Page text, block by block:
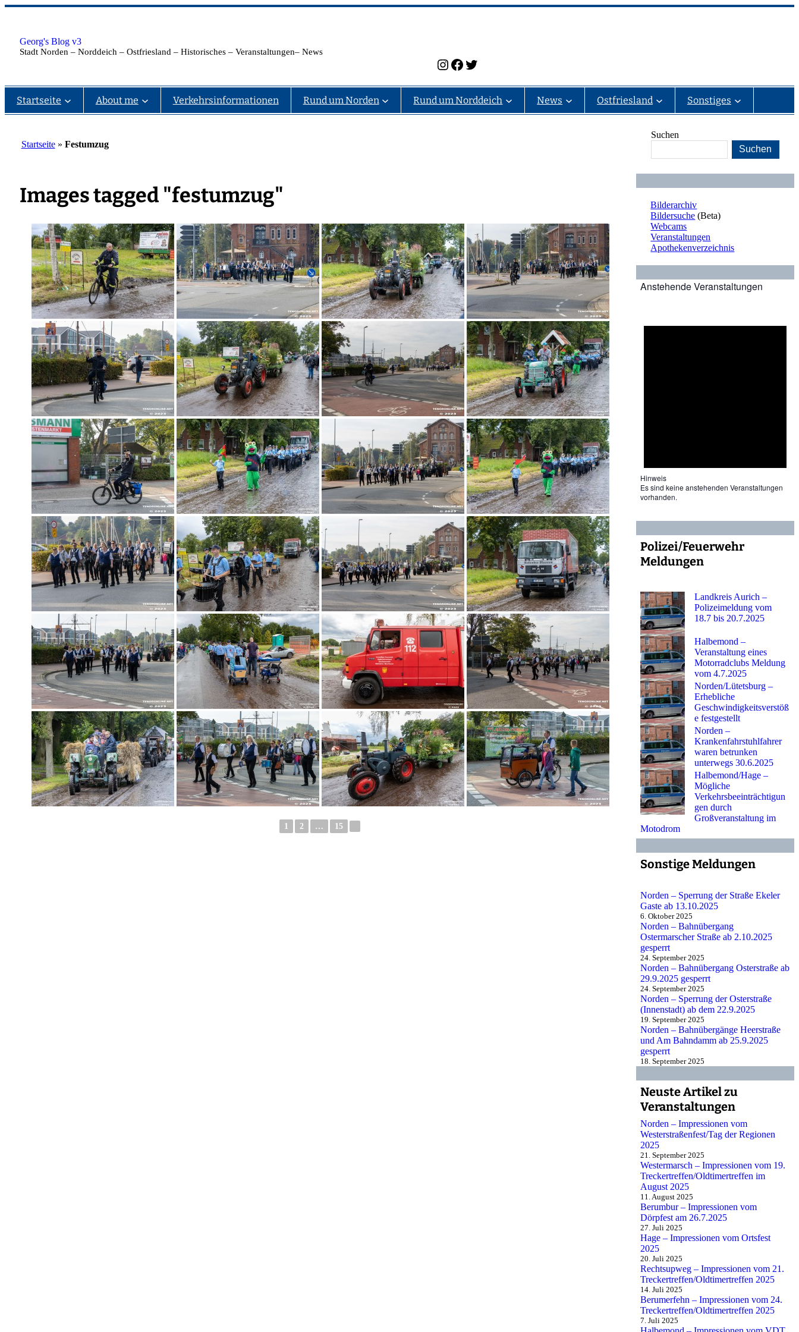
Zum
Georg's Blog v3
Stadt Norden – Norddeich – Ostfriesland – Historisches – Veranstaltungen– News
Instagram Facebook Twitter
Startseite About me Verkehrsinformationen Rund um Norden Rund um Norddeich News Ostfriesland Sonstiges
Startseite» Festumzug
Images tagged "festumzug"
1 2 … 15
Suchen
Suchen
Bilderarchiv
Bildersuche (Beta)
Webcams
Veranstaltungen
Apothekenverzeichnis
Anstehende Veranstaltungen
Hinweis
Es sind keine anstehenden Veranstaltungen
vorhanden.
Polizei/Feuerwehr
Meldungen
Landkreis Aurich –
Polizeimeldung vom
18.7 bis 20.7.2025
Halbemond –
Veranstaltung eines
Motorradclubs Meldung
vom 4.7.2025
Norden/Lütetsburg –
Erhebliche
Geschwindigkeitsverstöß
e festgestellt
Norden –
Krankenfahrstuhlfahrer
waren betrunken
unterwegs 30.6.2025
Halbemond/Hage –
Mögliche
Verkehrsbeeinträchtigun
gen durch
Großveranstaltung im
Motodrom
Sonstige Meldungen
Norden – Sperrung der Straße Ekeler
Gaste ab 13.10.2025
6. Oktober 2025
Norden – Bahnübergang
Ostermarscher Straße ab 2.10.2025
gesperrt
24. September 2025
Norden – Bahnübergang Osterstraße ab
29.9.2025 gesperrt
24. September 2025
Norden – Sperrung der Osterstraße
(Innenstadt) ab dem 22.9.2025
19. September 2025
Norden – Bahnübergänge Heerstraße
und Am Bahndamm ab 25.9.2025
gesperrt
18. September 2025
Neuste Artikel zu
Veranstaltungen
Norden – Impressionen vom
Westerstraßenfest/Tag der Regionen
2025
21. September 2025
Westermarsch – Impressionen vom 19.
Treckertreffen/Oldtimertreffen im
August 2025
11. August 2025
Berumbur – Impressionen vom
Dörpfest am 26.7.2025
27. Juli 2025
Hage – Impressionen vom Ortsfest
2025
20. Juli 2025
Rechtsupweg – Impressionen vom 21.
Treckertreffen/Oldtimertreffen 2025
14. Juli 2025
Berumerfehn – Impressionen vom 24.
Treckertreffen/Oldtimertreffen 2025
7. Juli 2025